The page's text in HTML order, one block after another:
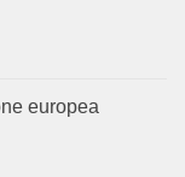
europea